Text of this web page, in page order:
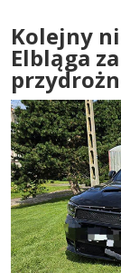
Kolejny
Elbląga